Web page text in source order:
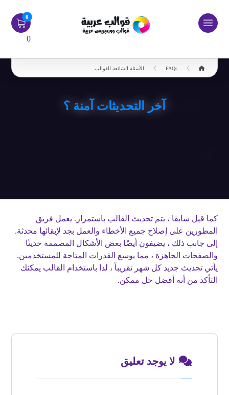
0
FAQs الأسئلة الشائعة للقوالب
آخر التحديثات آمنة ؟
كما قيل سابقا ، يتم تحديث القالب باستمرار. يعمل فريق
المطورين على إصلاح جميع الأخطاء والعمل بجد لإبقائها محدثة.
إلى جانب ذلك ، يضيفون أيضًا بعض الأشكال المصممة حديثًا
والصفحات الجاهزة ، مما يوسع القدرات المتاحة للمستخدمين.
يأتي تحديث جديد كل شهر تقريباً ، لذا باستخدام القالب يمكنك
التأكد من أنه أفضل حل ممكن.
لا يوجد تعليق